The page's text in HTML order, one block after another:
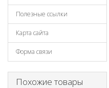
Полезные ссылки
Карта сайта
Форма связи
Похожие товары